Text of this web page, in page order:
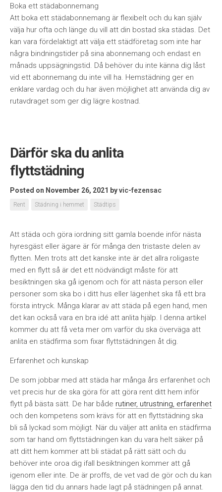
Boka ett städabonnemang
Att boka ett städabonnemang är flexibelt och du kan själv
välja hur ofta och länge du vill att din bostad ska städas. Det
kan vara fördelaktigt att välja ett städföretag som inte har
några bindningstider på sina abonnemang och endast en
månads uppsägningstid. Då behöver du inte känna dig låst
vid ett abonnemang du inte vill ha. Hemstädning ger en
enklare vardag och du har även möjlighet att använda dig av
rutavdraget som ger dig lägre kostnad.
Därför ska du anlita
flyttstädning
Posted on November 26, 2021 byvic-fezensac
Rent Städning i hemmet Städtips
Att städa och göra iordning sitt gamla boende inför nästa
hyresgäst eller ägare är för många den tristaste delen av
flytten. Men trots att det kanske inte är det allra roligaste
med en flytt så är det ett nödvändigt måste för att
besiktningen ska gå igenom och för att nästa person eller
personer som ska bo i ditt hus eller lägenhet ska få ett bra
första intryck. Många klarar av att städa på egen hand, men
det kan också vara en bra idé att anlita hjälp. I denna artikel
kommer du att få veta mer om varför du ska överväga att
anlita en städfirma som fixar flyttstädningen åt dig.
Erfarenhet och kunskap
De som jobbar med att städa har många års erfarenhet och
vet precis hur de ska göra för att göra rent ditt hem inför
flytt på bästa sätt. De har både rutiner, utrustning, erfarenhet
och den kompetens som krävs för att en flyttstädning ska
bli så lyckad som möjligt. När du väljer att anlita en städfirma
som tar hand om flyttstädningen kan du vara helt säker på
att ditt hem kommer att bli städat på rätt sätt och du
behöver inte oroa dig ifall besiktningen kommer att gå
igenom eller inte. De är proffs, de vet vad de gör och du kan
lägga den tid du annars hade lagt på städningen på annat.